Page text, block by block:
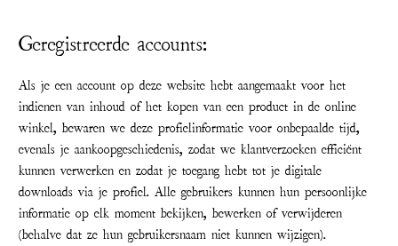
Geregistreerde accounts:
Als je een account op deze website hebt aangemaakt voor het
indienen van inhoud of het kopen van een product in de online
winkel, bewaren we deze profielinformatie voor onbepaalde tijd,
evenals je aankoopgeschiedenis, zodat we klantverzoeken efficiënt
kunnen verwerken en zodat je toegang hebt tot je digitale
downloads via je profiel. Alle gebruikers kunnen hun persoonlijke
informatie op elk moment bekijken, bewerken of verwijderen
(behalve dat ze hun gebruikersnaam niet kunnen wijzigen).